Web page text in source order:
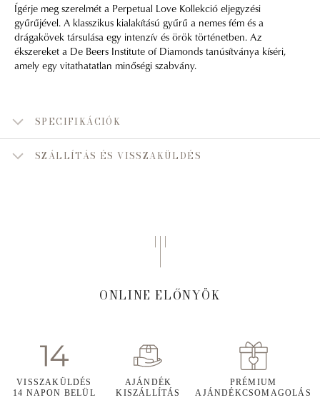
Ígérje meg szerelmét a Perpetual Love Kollekció eljegyzési
gyűrűjével. A klasszikus kialakítású gyűrű a nemes fém és a
drágakövek társulása egy intenzív és örök történetben. Az
ékszereket a De Beers Institute of Diamonds tanúsítványa kíséri,
amely egy vitathatatlan minőségi szabvány.
SPECIFIKÁCIÓK
SZÁLLÍTÁS ÉS VISSZAKÜLDÉS
ONLINE ELŐNYÖK
VISSZAKÜLDÉS
14 NAPON BELÜL
AJÁNDÉK
KISZÁLLÍTÁS
PRÉMIUM
AJÁNDÉKCSOMAGOLÁS